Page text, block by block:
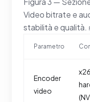
Video bitrate e
stabilità e qualità.
Parametro
Encoder
video